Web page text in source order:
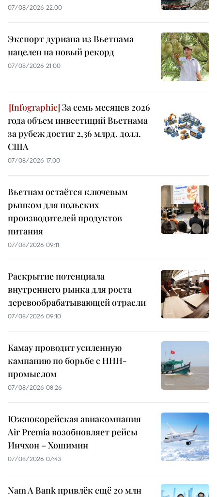
07/08/2026 22:00
Экспорт дуриана из Вьетнама
нацелен на новый рекорд
07/08/2026 21:00
За семь месяцев 2026
года объем инвестиций Вьетнама
за рубеж достиг 2,36 млрд. долл.
США
07/08/2026 17:00
Вьетнам остаётся ключевым
рынком для польских
производителей продуктов
питания
07/08/2026 09:11
Раскрытие потенциала
внутреннего рынка для роста
деревообрабатывающей отрасли
07/08/2026 09:10
Камау проводит усиленную
кампанию по борьбе с ННН-
промыслом
07/08/2026 08:26
Южнокорейская авиакомпания
Air Premia возобновляет рейсы
Инчхон – Хошимин
07/08/2026 07:43
Nam A Bank привлёк ещё 20 млн